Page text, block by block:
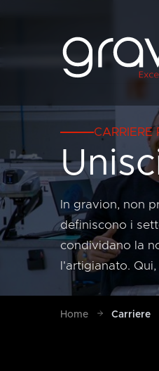
CARRIERE
In gravion, non
definiscono i
condividano la
l'artigianato.
Home Carriere